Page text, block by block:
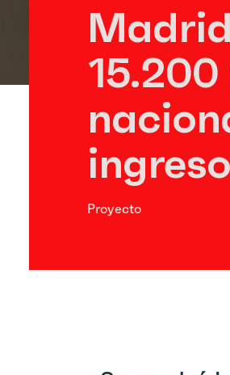
15.200
Proyecto